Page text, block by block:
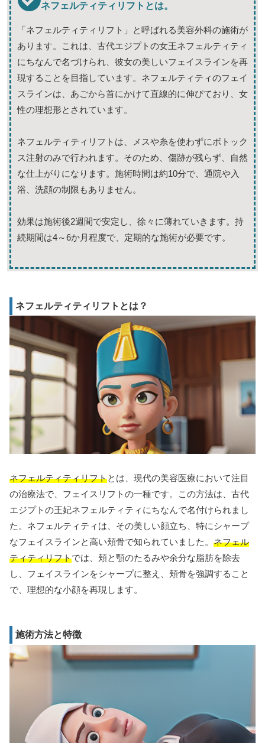
ネフェルティティリフトとは。
「ネフェルティティリフト」と呼ばれる美容外科の施術が
あります。これは、古代エジプトの女王ネフェルティティ
にちなんで名づけられ、彼女の美しいフェイスラインを再
現することを目指しています。ネフェルティティのフェイ
スラインは、あごから首にかけて直線的に伸びており、女
性の理想形とされています。
ネフェルティティリフトは、メスや糸を使わずにボトック
ス注射のみで行われます。そのため、傷跡が残らず、自然
な仕上がりになります。施術時間は約10分で、通院や入
浴、洗顔の制限もありません。
効果は施術後2週間で安定し、徐々に薄れていきます。持
続期間は4～6か月程度で、定期的な施術が必要です。
ネフェルティティリフトとは？
ネフェルティティリフトとは、現代の美容医療において注目
の治療法で、フェイスリフトの一種です。この方法は、古代
エジプトの王妃ネフェルティティにちなんで名付けられまし
た。ネフェルティティは、その美しい顔立ち、特にシャープ
なフェイスラインと高い頬骨で知られていました。 ネフェル
ティティリフトでは、頬と顎のたるみや余分な脂肪を除去
し、フェイスラインをシャープに整え、頬骨を強調すること
で、理想的な小顔を再現します。
施術方法と特徴